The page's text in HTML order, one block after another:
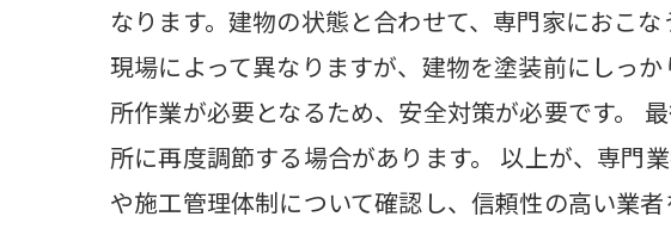
なります。建物の状態と合わせて、専門家におこ
現場によって異なりますが、建物を塗装前にしっ
所作業が必要となるため、安全対策が必要です。
所に再度調節する場合があります。 以上が、専門
や施工管理体制について確認し、信頼性の高い業者